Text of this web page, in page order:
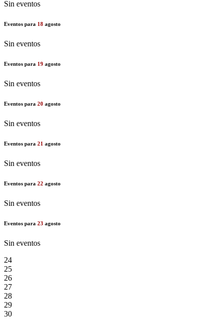
Sin eventos
Eventos para 18 agosto
Sin eventos
Eventos para 19 agosto
Sin eventos
Eventos para 20 agosto
Sin eventos
Eventos para 21 agosto
Sin eventos
Eventos para 22 agosto
Sin eventos
Eventos para 23 agosto
Sin eventos
24
25
26
27
28
29
30